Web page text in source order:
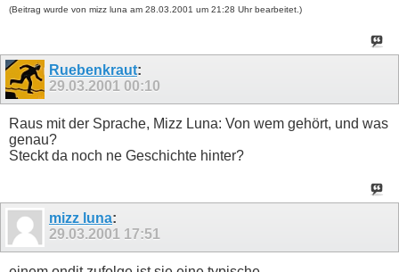
(Beitrag wurde von mizz luna am 28.03.2001 um 21:28 Uhr bearbeitet.)
Ruebenkraut:
29.03.2001 00:10
Raus mit der Sprache, Mizz Luna: Von wem gehört, und was
genau?
Steckt da noch ne Geschichte hinter?
mizz luna:
29.03.2001 17:51